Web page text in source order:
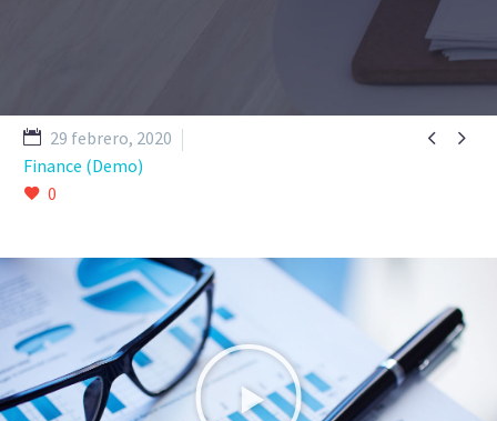
 
29 febrero, 2020
Finance (Demo)
0